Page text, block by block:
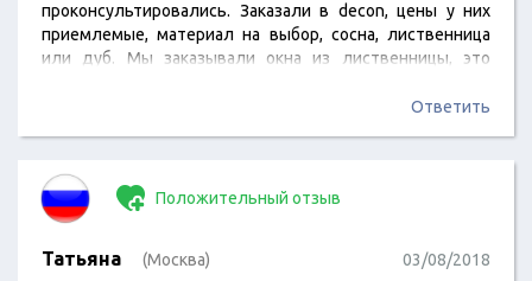
проконсультировались. Заказали в decon, цены у них
приемлемые, материал на выбор, сосна, лиственница
или дуб. Мы заказывали окна из лиственницы, это
лакокрасочные покрытие компания дает гарантию 10
красиво.
Ответить
Положительный отзыв
Татьяна (Москва) 03/08/2018